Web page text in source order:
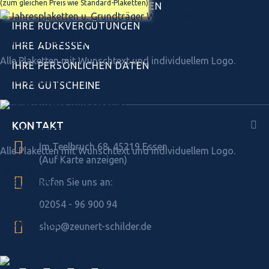
(zum gleichen Preis wie Standard-Plaketten)
JAHRES­PLAKETTEN U. GRUNDTRÄGER WUNSCHTEXT
Alle Plaketten mit Wunschtext und individuellem Logo.
Jahresplaketten
MEHRJAHRES­PLAKETTEN WUNSCHTEXT
Alle Plaketten mit Wunschtext und individuellem Logo.
VDE / Elektro
UVV-Prüfung
Leiterprüfung
Neutral
IHRE WARENRÜCKSENDUNGEN
IHRE RÜCKVERGÜTUNGEN
IHRE ADRESSEN
IHRE PERSÖNLICHEN DATEN
IHRE GUTSCHEINE
KONTAKT
Im Teelbruch 68, 45219 Essen
(Auf Karte anzeigen)
Rufen Sie uns an:
02054 - 96 900 94
shop@zeunert-schilder.de